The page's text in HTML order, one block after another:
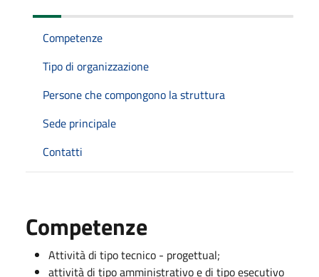
Competenze
Tipo di organizzazione
Persone che compongono la struttura
Sede principale
Contatti
Competenze
Attività di tipo tecnico - progettual;
attività di tipo amministrativo e di tipo esecutivo